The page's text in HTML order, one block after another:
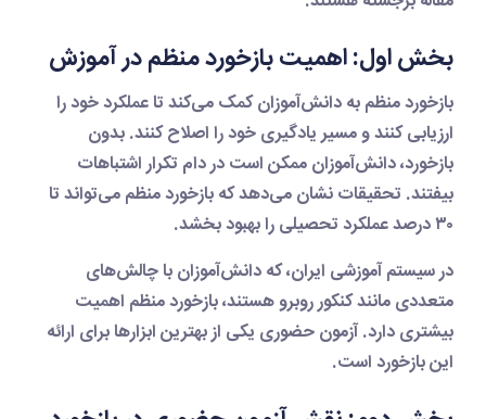
بخش اول: اهمیت بازخورد منظم در آموزش
بازخورد منظم به دانش‌آموزان کمک می‌کند تا عملکرد خود را
ارزیابی کنند و مسیر یادگیری خود را اصلاح کنند. بدون
بازخورد، دانش‌آموزان ممکن است در دام تکرار اشتباهات
بیفتند. تحقیقات نشان می‌دهد که بازخورد منظم می‌تواند تا
در سیستم آموزشی ایران، که دانش‌آموزان با چالش‌های
متعددی مانند کنکور روبرو هستند، بازخورد منظم اهمیت
بیشتری دارد.آزمون حضورییکی از بهترین ابزارها برای ارائه
این بازخورد است.